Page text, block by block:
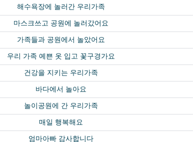
해수욕장에 놀러간 우리가족
마스크쓰고 공원에 놀러갔어요
가족들과 공원에서 놀았어요
우리 가족 예쁜 옷 입고 꽃구경가요
건강을 지키는 우리가족
바다에서 놀아요
놀이공원에 간 우리가족
매일 행복해요
엄마아빠 감사합니다